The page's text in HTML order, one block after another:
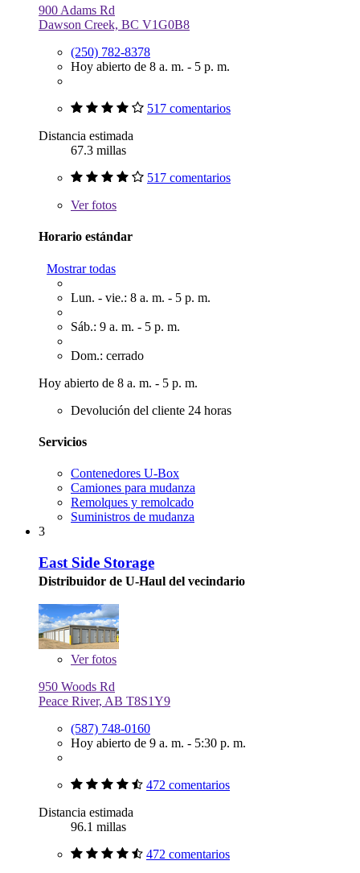
900 Adams Rd
Dawson Creek, BC V1G0B8
(250) 782-8378
Hoy abierto de 8 a. m. - 5 p. m.
517 comentarios
Distancia estimada
67.3 millas
517 comentarios
Verfotos
Horario estándar
Mostrar todas
Lun. - vie.: 8 a. m. - 5 p. m.
Sáb.: 9 a. m. - 5 p. m.
Dom.: cerrado
Hoy abierto de 8 a. m. - 5 p. m.
Devolución del cliente 24 horas
Servicios
Contenedores U-Box
Camiones para mudanza
Remolques y remolcado
Suministros de mudanza
3
East Side Storage
Distribuidor de U-Haul del vecindario
Verfotos
950 Woods Rd
Peace River, AB T8S1Y9
(587) 748-0160
Hoy abierto de 9 a. m. - 5:30 p. m.
472 comentarios
Distancia estimada
96.1 millas
472 comentarios